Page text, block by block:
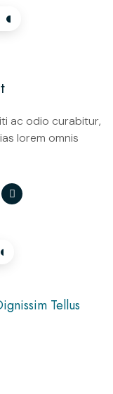
ac odio curabitur,
lorem omnis
Tellus